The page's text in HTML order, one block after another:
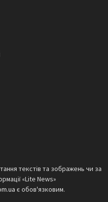
текстів та зображень чи за
«Lite News»
є обов'язковим.